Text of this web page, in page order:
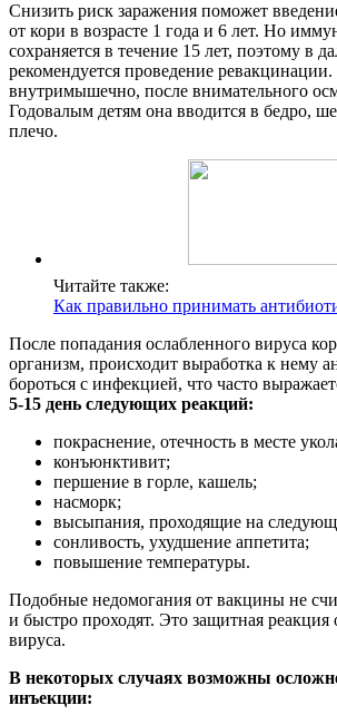
Снизить риск заражения поможет
от кори в возрасте 1 года и 6 лет. Но
сохраняется в течение 15 лет, поэтому в
рекомендуется проведение
внутримышечно, после внимательного
Годовалым детям она вводится в бедро,
плечо.
Читайте также:
Как правильно принимать
После попадания ослабленного вируса
организм, происходит выработка к нему
бороться с инфекцией, что часто
5-15 день следующих реакций:
покраснение, отечность в месте
конъюнктивит;
першение в горле, кашель;
насморк;
высыпания, проходящие на
сонливость, ухудшение аппетита;
повышение температуры.
Подобные недомогания от вакцины не
и быстро проходят. Это защитная реакция
вируса.
В некоторых случаях возможны
инъекции: